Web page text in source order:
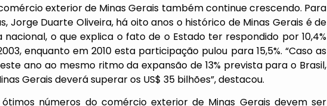
exterior de Minas Gerais também continue crescendo. Para
Jorge Duarte Oliveira, há oito anos o histórico de Minas Gerais é de
o que explica o fato de o Estado ter respondido por 10,4%
enquanto em 2010 esta participação pulou para 15,5%. “Caso as
ano ao mesmo ritmo da expansão de 13% prevista para o Brasil,
Gerais deverá superar os US$ 35 bilhões”, destacou.
números do comércio exterior de Minas Gerais devem ser